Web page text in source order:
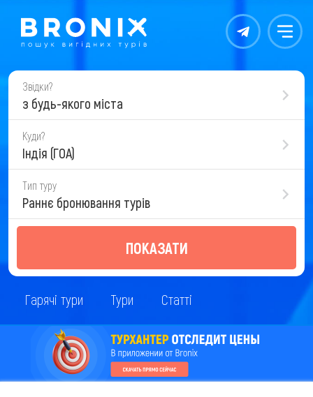
Контакты Меню
Звідки?
з будь-якого міста
Куди?
Індія (ГОА)
Тип туру
Раннє бронювання турів
ПОКАЗАТИ
Гарячі тури Тури Статті